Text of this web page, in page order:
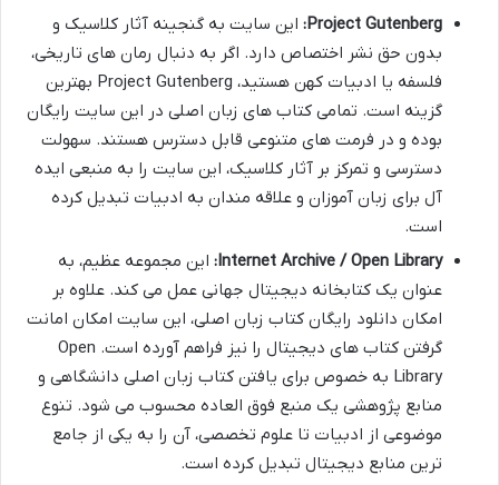
Project Gutenberg: این سایت به گنجینه آثار کلاسیک و
بدون حق نشر اختصاص دارد. اگر به دنبال رمان های تاریخی،
فلسفه یا ادبیات کهن هستید، Project Gutenberg بهترین
گزینه است. تمامی کتاب های زبان اصلی در این سایت رایگان
بوده و در فرمت های متنوعی قابل دسترس هستند. سهولت
دسترسی و تمرکز بر آثار کلاسیک، این سایت را به منبعی ایده
آل برای زبان آموزان و علاقه مندان به ادبیات تبدیل کرده
است.
Internet Archive / Open Library: این مجموعه عظیم، به
عنوان یک کتابخانه دیجیتال جهانی عمل می کند. علاوه بر
امکان دانلود رایگان کتاب زبان اصلی، این سایت امکان امانت
گرفتن کتاب های دیجیتال را نیز فراهم آورده است. Open
Library به خصوص برای یافتن کتاب زبان اصلی دانشگاهی و
منابع پژوهشی یک منبع فوق العاده محسوب می شود. تنوع
موضوعی از ادبیات تا علوم تخصصی، آن را به یکی از جامع
ترین منابع دیجیتال تبدیل کرده است.